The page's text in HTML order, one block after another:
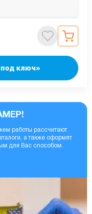
ключ»
работы рассчитают
а также оформят
для Вас способом.